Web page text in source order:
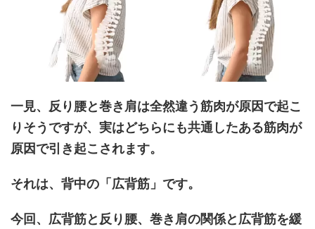
一見、反り腰と巻き肩は全然違う筋肉が原因で起こ
りそうですが、実はどちらにも共通したある筋肉が
原因で引き起こされます。
それは、背中の「広背筋」です。
今回、広背筋と反り腰、巻き肩の関係と広背筋を緩